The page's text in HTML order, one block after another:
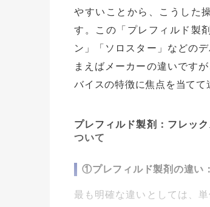
やすいことから、こうした
す。この「プレフィルド製
ン」「ソロスター」などの
まえばメーカーの違いです
バイスの特徴に焦点を当てて
プレフィルド製剤：フレッ
ついて
①プレフィルド製剤の違い
最も明確な違いとしては、